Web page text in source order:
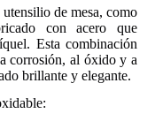
utensilio de mesa, como
con acero que
Esta combinación
corrosión, al óxido y a
brillante y elegante.